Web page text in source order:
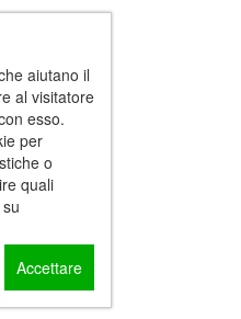
aiutano il
al visitatore
esso.
per
o
quali
Accettare